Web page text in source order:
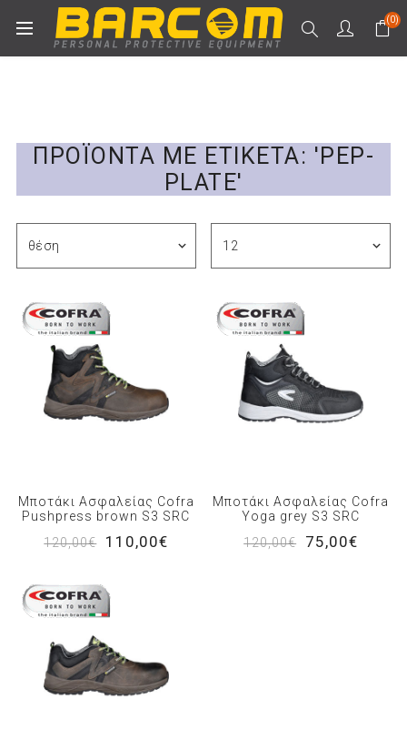
(0)
ΠΡΟΪΌΝΤΑ ΜΕ ΕΤΙΚΈΤΑ: 'PEP-
PLATE'
Μποτάκι Ασφαλείας Cofra
Pushpress brown S3 SRC
120,00€
110,00€
Μποτάκι Ασφαλείας Cofra
Yoga grey S3 SRC
120,00€
75,00€